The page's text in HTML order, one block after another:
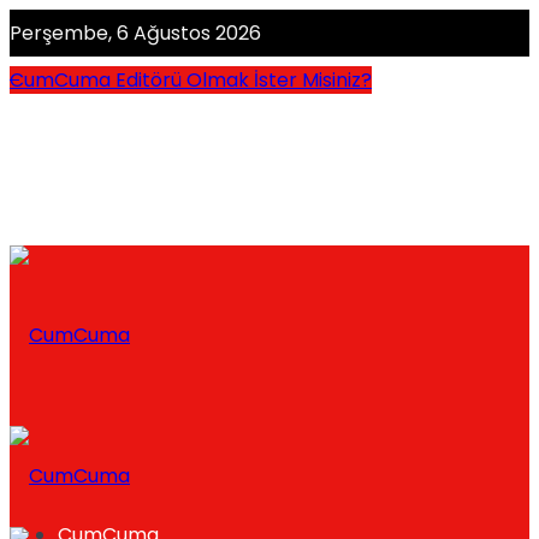
Perşembe, 6 Ağustos 2026
CumCuma Editörü Olmak İster Misiniz?